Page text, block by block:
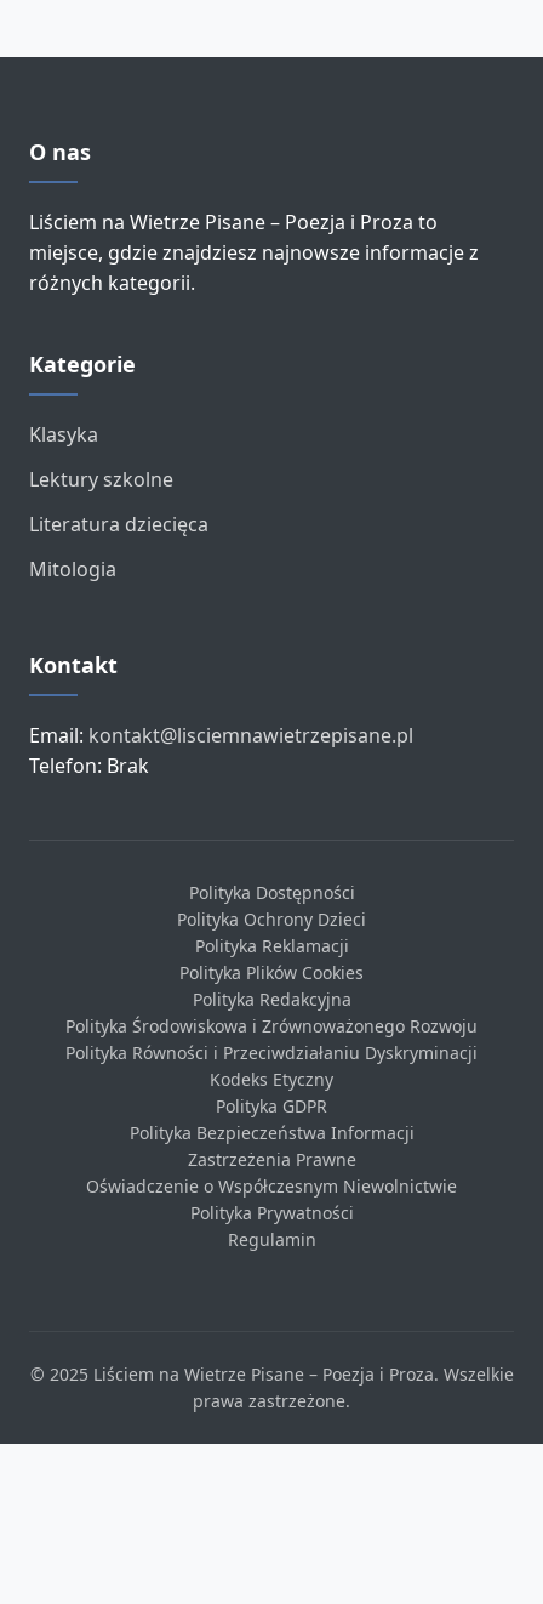
O nas
Liściem na Wietrze Pisane – Poezja i Proza to
miejsce, gdzie znajdziesz najnowsze informacje z
różnych kategorii.
Kategorie
Klasyka
Lektury szkolne
Literatura dziecięca
Mitologia
Kontakt
Email: kontakt@lisciemnawietrzepisane.pl
Telefon: Brak
Polityka Dostępności
Polityka Ochrony Dzieci
Polityka Reklamacji
Polityka Plików Cookies
Polityka Redakcyjna
Polityka Środowiskowa i Zrównoważonego Rozwoju
Polityka Równości i Przeciwdziałaniu Dyskryminacji
Kodeks Etyczny
Polityka GDPR
Polityka Bezpieczeństwa Informacji
Zastrzeżenia Prawne
Oświadczenie o Współczesnym Niewolnictwie
Polityka Prywatności
Regulamin
© 2025 Liściem na Wietrze Pisane – Poezja i Proza. Wszelkie
prawa zastrzeżone.